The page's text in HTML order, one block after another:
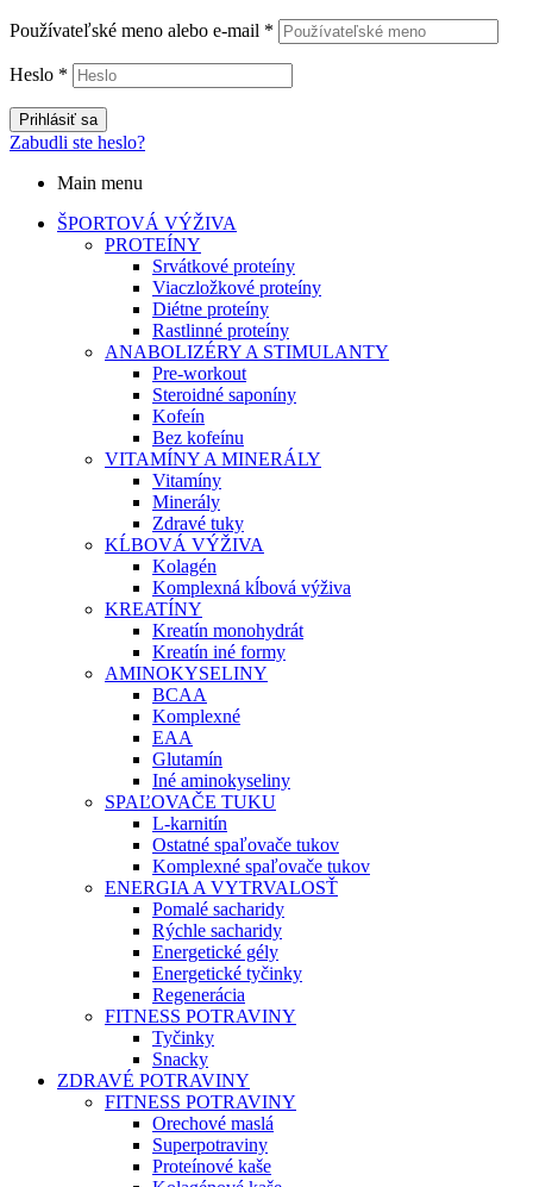
Používateľské meno alebo e-mail *
Heslo *
Prihlásiť sa
Zabudli ste heslo?
Main menu
ŠPORTOVÁ VÝŽIVA
PROTEÍNY
Srvátkové proteíny
Viaczložkové proteíny
Diétne proteíny
Rastlinné proteíny
ANABOLIZÉRY A STIMULANTY
Pre-workout
Steroidné saponíny
Kofeín
Bez kofeínu
VITAMÍNY A MINERÁLY
Vitamíny
Minerály
Zdravé tuky
KĹBOVÁ VÝŽIVA
Kolagén
Komplexná kĺbová výživa
KREATÍNY
Kreatín monohydrát
Kreatín iné formy
AMINOKYSELINY
BCAA
Komplexné
EAA
Glutamín
Iné aminokyseliny
SPAĽOVAČE TUKU
L-karnitín
Ostatné spaľovače tukov
Komplexné spaľovače tukov
ENERGIA A VYTRVALOSŤ
Pomalé sacharidy
Rýchle sacharidy
Energetické gély
Energetické tyčinky
Regenerácia
FITNESS POTRAVINY
Tyčinky
Snacky
ZDRAVÉ POTRAVINY
FITNESS POTRAVINY
Orechové maslá
Superpotraviny
Proteínové kaše